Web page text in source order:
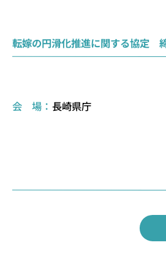
転嫁の円滑化推進に関する協定
会 場： 長崎県庁